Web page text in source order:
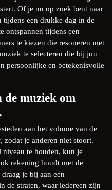
Of je nu op zoek bent naar
tijdens een drukke dag in de
ontspannen tijdens een
te kiezen die resoneren met
te selecteren die bij jou
persoonlijke en betekenisvolle
muziek om
aan het volume van de
zodat je anderen niet stoort.
te houden, kun je
rekening houdt met de
je bij aan een
de straten, waar iedereen zijn